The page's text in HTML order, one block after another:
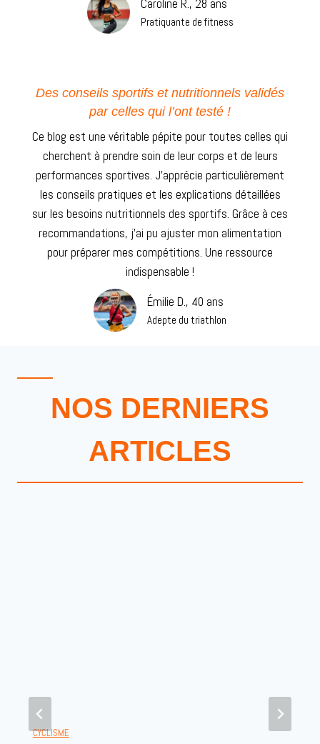
Caroline R., 28 ans
Pratiquante de fitness
Des conseils sportifs et nutritionnels validés
par celles qui l’ont testé !
Ce blog est une véritable pépite pour toutes celles qui
cherchent à prendre soin de leur corps et de leurs
performances sportives. J’apprécie particulièrement
les conseils pratiques et les explications détaillées
sur les besoins nutritionnels des sportifs. Grâce à ces
recommandations, j’ai pu ajuster mon alimentation
pour préparer mes compétitions. Une ressource
indispensable !
Émilie D., 40 ans
Adepte du triathlon
NOS DERNIERS
ARTICLES
CYCLISME